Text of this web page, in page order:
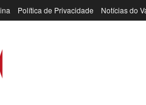
Política de Privacidade Notícias do